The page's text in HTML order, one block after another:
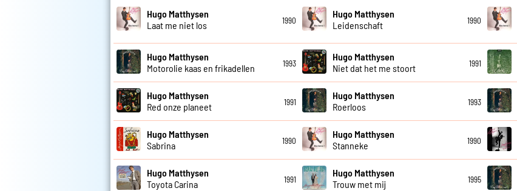
Hugo Matthysen
Laat me niet los
1990
Hugo Matthysen
Leidenschaft
1990
Hugo Matthysen
Motorolie kaas en frikadellen
1993
Hugo Matthysen
Niet dat het me stoort
1991
Hugo Matthysen
Red onze planeet
1991
Hugo Matthysen
Roerloos
1993
Hugo Matthysen
Sabrina
1990
Hugo Matthysen
Stanneke
1990
Hugo Matthysen
Toyota Carina
1991
Hugo Matthysen
Trouw met mij
1995